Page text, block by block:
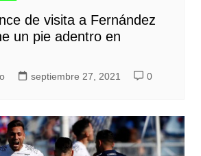
de visita a Fernández
un pie adentro en
septiembre 27, 2021 0